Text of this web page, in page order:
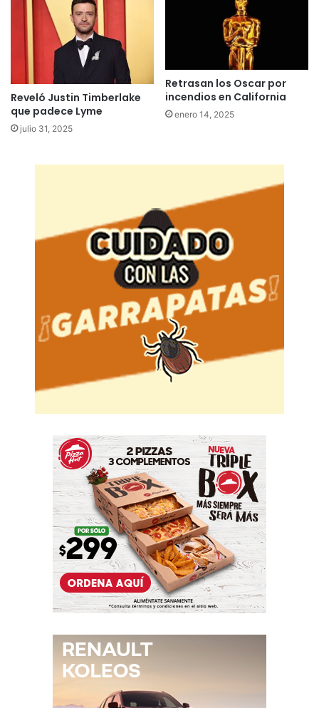
Reveló Justin Timberlake
que padece Lyme
julio 31, 2025
Retrasan los Oscar por
incendios en California
enero 14, 2025